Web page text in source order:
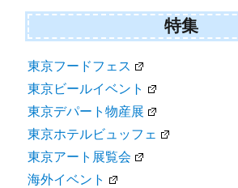
特集
東京フードフェス
東京ビールイベント
東京デパート物産展
東京ホテルビュッフェ
東京アート展覧会
海外イベント